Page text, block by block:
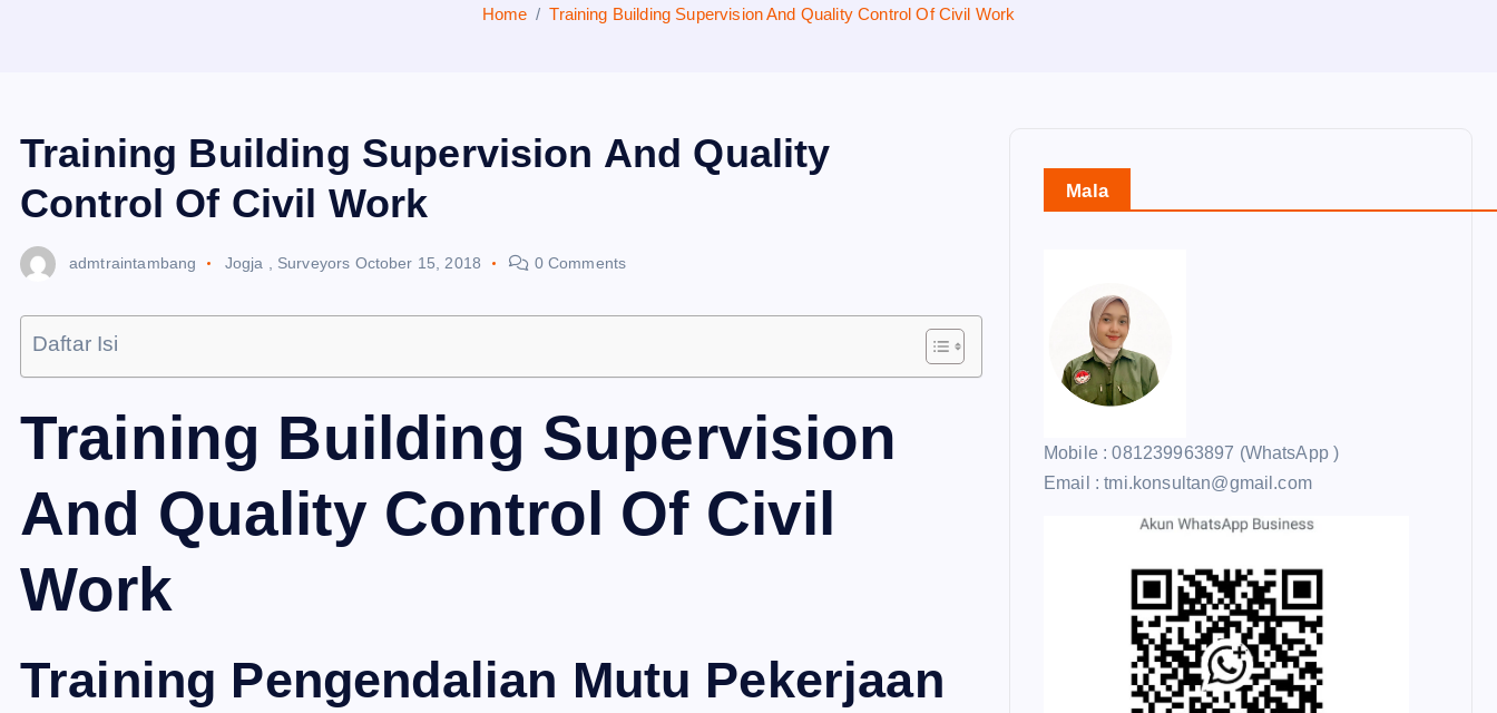
Home Training Building Supervision And Quality Control Of Civil Work
Training Building Supervision And Quality
Control Of Civil Work
admtraintambang Jogja Surveyors October 15, 2018 0 Comments
Daftar Isi
Training Building Supervision
And Quality Control Of Civil
Work
Training Pengendalian Mutu Pekerjaan
Mala
Mobile : 081239963897 (WhatsApp )
Email : tmi.konsultan@gmail.com